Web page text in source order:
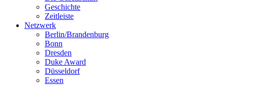
Geschichte
Zeitleiste
Netzwerk
Berlin/Brandenburg
Bonn
Dresden
Duke Award
Düsseldorf
Essen